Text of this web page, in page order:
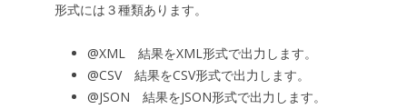
形式には３種類あります。
@XML 結果をXML形式で出力します。
@CSV 結果をCSV形式で出力します。
@JSON 結果をJSON形式で出力します。